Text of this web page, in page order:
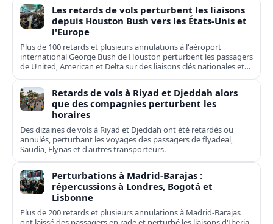
Les retards de vols perturbent les liaisons
depuis Houston Bush vers les États-Unis et
l'Europe
Plus de 100 retards et plusieurs annulations à l'aéroport
international George Bush de Houston perturbent les passagers
de United, American et Delta sur des liaisons clés nationales et
transatlantiques.
Retards de vols à Riyad et Djeddah alors
que des compagnies perturbent les
horaires
Des dizaines de vols à Riyad et Djeddah ont été retardés ou
annulés, perturbant les voyages des passagers de flyadeal,
Saudia, Flynas et d'autres transporteurs.
Perturbations à Madrid-Barajas :
répercussions à Londres, Bogotá et
Lisbonne
Plus de 200 retards et plusieurs annulations à Madrid-Barajas